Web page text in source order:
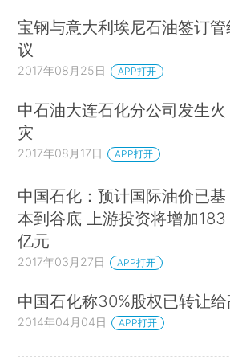
宝钢与意大利埃尼石油签订
议
2017年08月25日 APP打开
中石油大连石化分公司发生火
灾
2017年08月17日 APP打开
中国石化：预计国际油价已基
本到谷底 上游投资将增加183
亿元
2017年03月27日 APP打开
中国石化称30%股权已转让
2014年04月04日 APP打开